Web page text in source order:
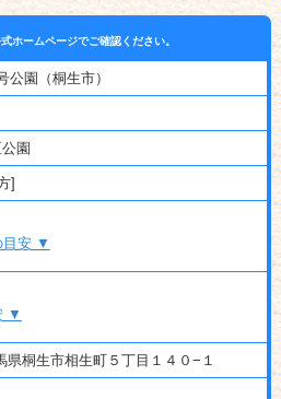
ホームページでご確認ください。
公園（桐生市）
園
]
目安 ▼
▼
県桐生市相生町５丁目１４０−１